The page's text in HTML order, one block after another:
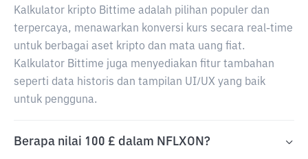
Kalkulator kripto Bittime adalah pilihan populer dan
terpercaya, menawarkan konversi kurs secara real-time
untuk berbagai aset kripto dan mata uang fiat.
Kalkulator Bittime juga menyediakan fitur tambahan
seperti data historis dan tampilan UI/UX yang baik
untuk pengguna.
Berapa nilai 100 £ dalam NFLXON?